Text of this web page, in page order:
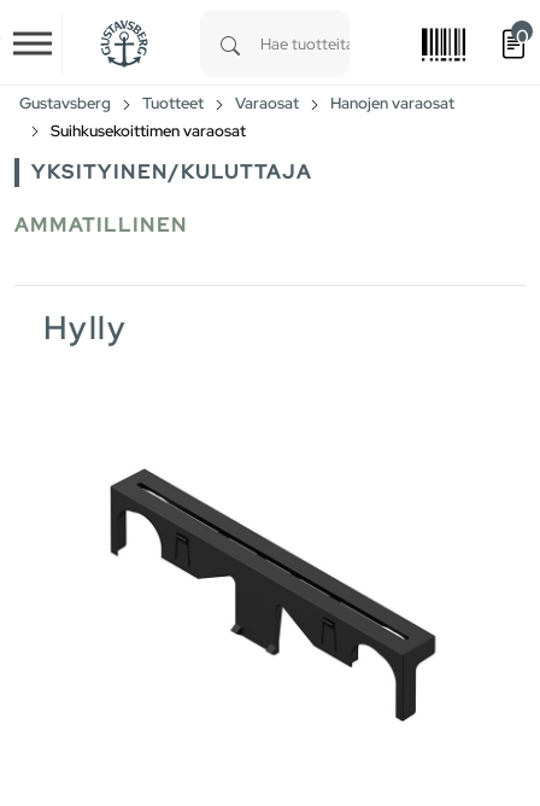
Skip to main content
0
Gustavsberg Tuotteet Varaosat
Hanojen varaosat
Suihkusekoittimen varaosat
YKSITYINEN/KULUTTAJA
AMMATILLINEN
Hylly